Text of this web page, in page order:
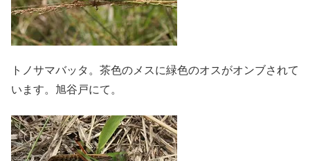
トノサマバッタ。茶色のメスに緑色のオスがオンブされて
います。旭谷戸にて。